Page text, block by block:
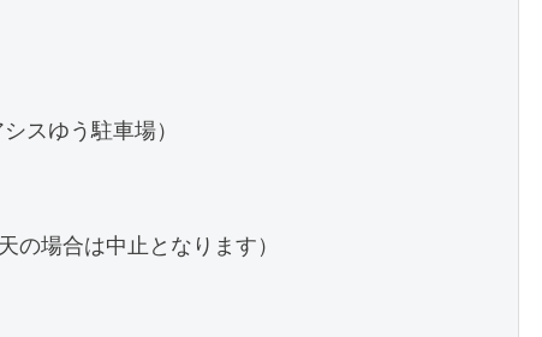
スゆう駐車場）
場合は中止となります）